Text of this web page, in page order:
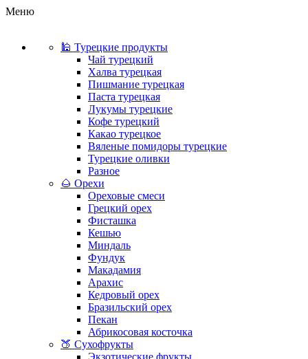
Меню
🕌 Турецкие продукты
Чай турецкий
Халва турецкая
Пишмание турецкая
Паста турецкая
Лукумы турецкие
Кофе турецкий
Какао турецкое
Вяленые помидоры турецкие
Турецкие оливки
Разное
🌰 Орехи
Ореховые смеси
Грецкий орех
Фисташка
Кешью
Миндаль
Фундук
Макадамия
Арахис
Кедровый орех
Бразильский орех
Пекан
Абрикосовая косточка
🍑 Сухофрукты
Экзотические фрукты